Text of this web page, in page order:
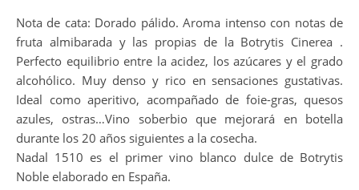
Nota de cata: Dorado pálido. Aroma intenso con notas de
fruta almibarada y las propias de la Botrytis Cinerea .
Perfecto equilibrio entre la acidez, los azúcares y el grado
alcohólico. Muy denso y rico en sensaciones gustativas.
Ideal como aperitivo, acompañado de foie-gras, quesos
azules, ostras…Vino soberbio que mejorará en botella
durante los 20 años siguientes a la cosecha.
Nadal 1510 es el primer vino blanco dulce de Botrytis
Noble elaborado en España.